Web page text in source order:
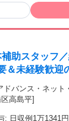
迎、掛け持ち 副
助スタッフ
＆未経験歓迎
高島平]
残